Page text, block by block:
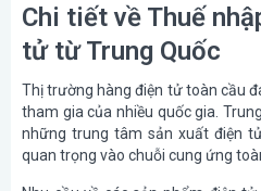
Chi tiết về Thuế
tử từ Trung Quốc
Thị trường hàng điện tử toàn cầu
tham gia của nhiều quốc gia.
những trung tâm sản xuất điện
quan trọng vào chuỗi cung ứng